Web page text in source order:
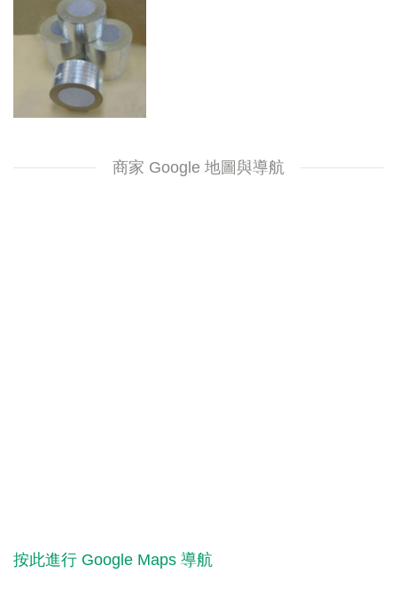
商家 Google 地圖與導航
按此進行 Google Maps 導航